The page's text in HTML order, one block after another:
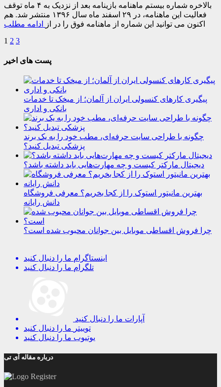
بالاخره شماره بیستم ماهنامه بازینامه بعد از نزدیک به ۴ ماه توقف
فعالیت این ماهنامه، در ۲۹ اسفند ماه سال ۱۳۹۶ منتشر شد. هم
اکنون می توانید این شماره از ماهنامه فوق را در از
ادامه مطلب
1 2 3
پست های اخیر
پیگیری کارهای کنسولی ایران از آلمان؛ از میخک تا خدمات
بانکی و اداری
چگونه با طراحی سایت حرفه‌ای، مطب خود را به یک برند
پزشکی تبدیل کنید؟
دیجیتال مارکتر کیست و چه مهارت‌هایی باید داشته باشد؟
بهترین مانیتور استوک را از کجا بخریم؟ معرفی فروشگاه
دانش رایانه
چرا فروش اقساطی موبایل بین جوانان محبوب شده است؟
اینستاگرام ما را دنبال کنید
تلگرام ما را دنبال کنید
آپارات ما را دنبال کنید
توییتر ما را دنبال کنید
یوتیوب ما را دنبال کنید
درباره مقاله آی تی